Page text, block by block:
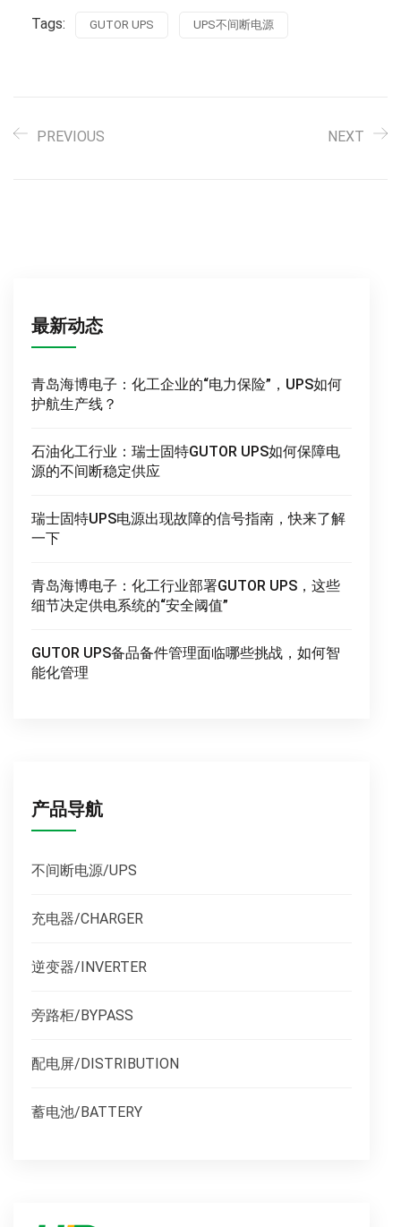
Tags: GUTOR UPS UPS不间断电源
PREVIOUS NEXT
最新动态
青岛海博电子：化工企业的“电力保险”，UPS如何
护航生产线？
石油化工行业：瑞士固特GUTOR UPS如何保障电
源的不间断稳定供应
瑞士固特UPS电源出现故障的信号指南，快来了解
一下
青岛海博电子：化工行业部署GUTOR UPS，这些
细节决定供电系统的“安全阈值”
GUTOR UPS备品备件管理面临哪些挑战，如何智
能化管理
产品导航
不间断电源/UPS
充电器/CHARGER
逆变器/INVERTER
旁路柜/BYPASS
配电屏/DISTRIBUTION
蓄电池/BATTERY